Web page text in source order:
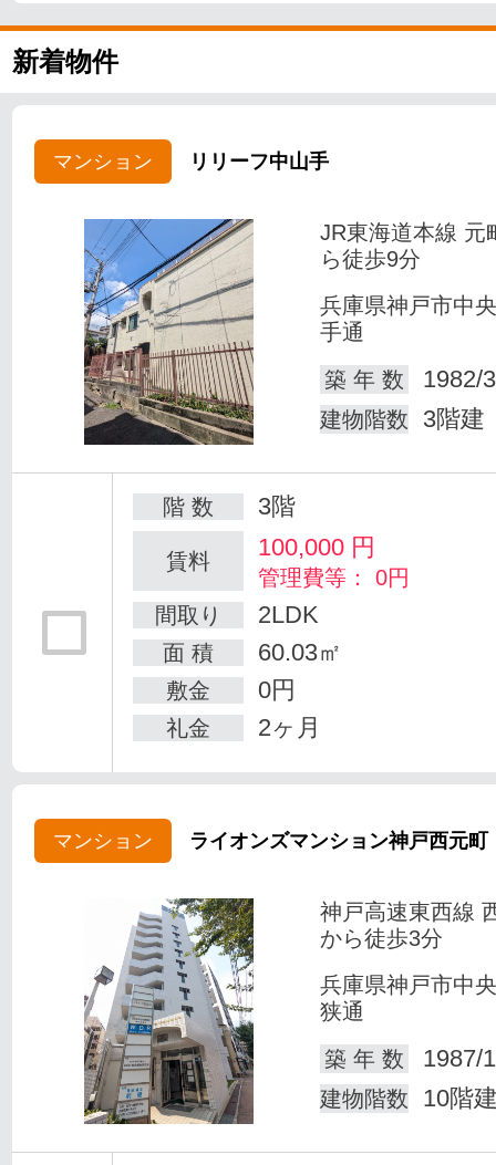
新着物件
マンション リリーフ中山手
JR東海道本線 元
ら徒歩9分
兵庫県神戸市中
手通
築 年 数
1982/
建物階数 3階建
階 数 3階
賃料 100,000 円
管理費等： 0円
間取り
2LDK
面 積 60.03㎡
敷金 0円
礼金 2ヶ月
マンション ライオンズマンション神戸西元町
神戸高速東西線
から徒歩3分
兵庫県神戸市中
狭通
築 年 数
1987/
建物階数 10階